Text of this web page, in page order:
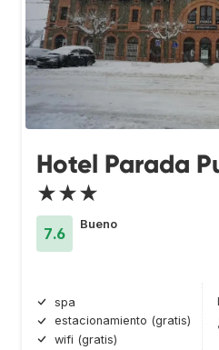
Hotel Parada
★★★
7.6
Bueno
spa
estacionamiento (gratis)
wifi (gratis)